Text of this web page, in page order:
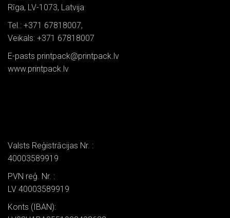
Rīga, LV-1073, Latvija
Tel.: +371 67818007,
Veikals: +371 67818007
E-pasts printpack@printpack.lv
www.printpack.lv
Valsts Reģistrācijas Nr. :
40003589919
PVN reģ. Nr. :
LV 40003589919
Konts (IBAN):